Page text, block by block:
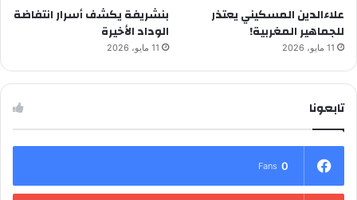
علاءالدين المسكيني يعتذر
للجماهير المغربية!
11 مايو، 2026
بنشريفة يكشف أسرار انتفاضة
الوداد الأخيرة
11 مايو، 2026
تابعونا
0
Fans